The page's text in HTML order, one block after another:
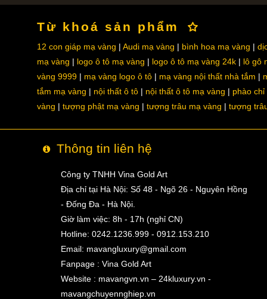
Từ khoá sản phẩm
12 con giáp mạ vàng Audi mạ vàng bình hoa mạ vàng
mạ vàng
logo ô tô mạ vàng logo ô tô mạ vàng 24k
lô gô
vàng 9999
mạ vàng logo ô tô mạ vàng nội thất nhà tắm
tắm mạ vàng
nội thất ô tô nội thất ô tô mạ vàng
phào chỉ
vàng
tượng phật mạ vàng tượng trâu mạ vàng tượng
Thông tin liên hệ
Công ty TNHH Vina Gold Art
Địa chỉ tại Hà Nội: Số 48 - Ngõ 26 - Nguyên Hồng
- Đống Đa - Hà Nội.
Giờ làm việc: 8h - 17h (nghỉ CN)
Hotline: 0242.1236.999 - 0912.153.210
Email: mavangluxury@gmail.com
Fanpage : Vina Gold Art
Website : mavangvn.vn – 24kluxury.vn -
mavangchuyennghiep.vn